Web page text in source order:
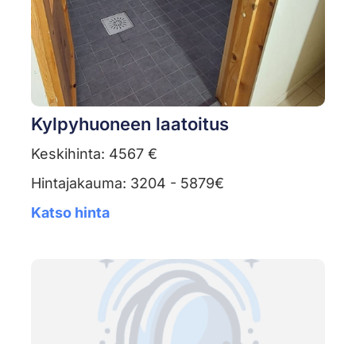
Kylpyhuoneen laatoitus
Keskihinta: 4567 €
Hintajakauma: 3204 - 5879€
Katso hinta